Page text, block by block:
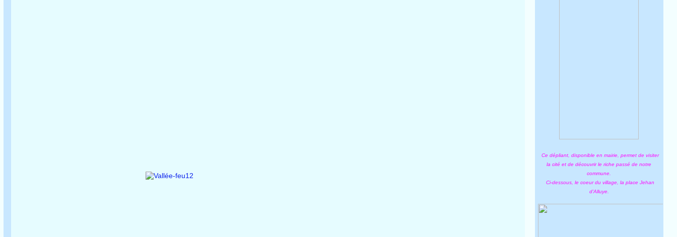
Ce dépliant, disponible en mairie, permet de visiter
la cité et de découvrir le riche passé de notre
commune.
Ci-dessous, le coeur du village, la place Jehan
d'Alluye.